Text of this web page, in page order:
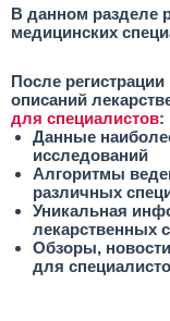
В данном разделе
медицинских
После
описаний
для специалистов:
Данные
исследований
Алгоритмы
различных
Уникальная
лекарственных
Обзоры,
для